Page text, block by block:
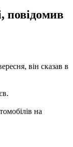
повідомив
він сказав в
на